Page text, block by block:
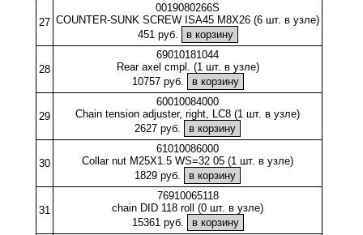
27
0019080266S
COUNTER-SUNK SCREW ISA45 M8X26 (6 шт. в узле)
451 руб.
28
69010181044
Rear axel cmpl. (1 шт. в узле)
10757 руб.
29
60010084000
Chain tension adjuster, right, LC8 (1 шт. в узле)
2627 руб.
30
61010086000
Collar nut M25X1.5 WS=32 05 (1 шт. в узле)
1829 руб.
31
76910065118
chain DID 118 roll (0 шт. в узле)
15361 руб.